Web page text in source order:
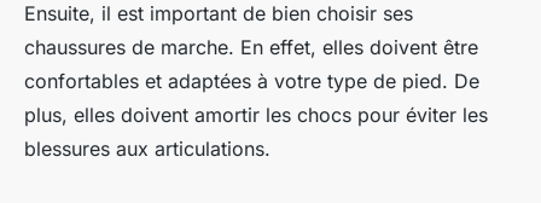
Ensuite, il est important de bien choisir ses
chaussures de marche. En effet, elles doivent être
confortables et adaptées à votre type de pied. De
plus, elles doivent amortir les chocs pour éviter les
blessures aux articulations.